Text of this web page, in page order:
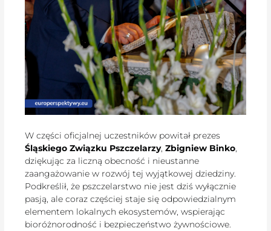
W części oficjalnej uczestników powitał prezes
Śląskiego Związku Pszczelarzy,Zbigniew Binko,
dziękując za liczną obecność i nieustanne
zaangażowanie w rozwój tej wyjątkowej dziedziny.
Podkreślił, że pszczelarstwo nie jest dziś wyłącznie
pasją, ale coraz częściej staje się odpowiedzialnym
elementem lokalnych ekosystemów, wspierając
bioróżnorodność i bezpieczeństwo żywnościowe.